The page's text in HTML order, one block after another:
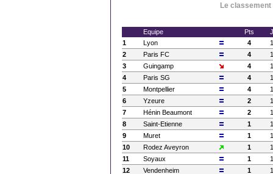
Le classement
Equipe Pts
J
1
Lyon 4
1
2
Paris FC 4
1
3
Guingamp 4
1
4
Paris SG 4
1
5
Montpellier 4
1
6
Yzeure 2
1
7
Hénin Beaumont 2
1
8
Saint-Etienne 1
1
9
Muret 1
1
10
Rodez Aveyron 1
1
11
Soyaux 1
1
12
Vendenheim 1 1